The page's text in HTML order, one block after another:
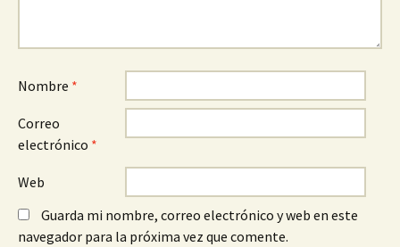
Nombre *
Correo
electrónico *
Web
Guarda mi nombre, correo electrónico y web en este
navegador para la próxima vez que comente.